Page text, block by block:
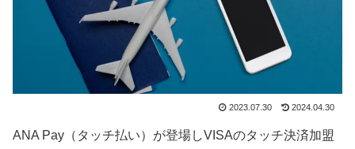
2023.07.30 2024.04.30
ANA Pay（タッチ払い）が登場しVISAのタッチ決済加盟